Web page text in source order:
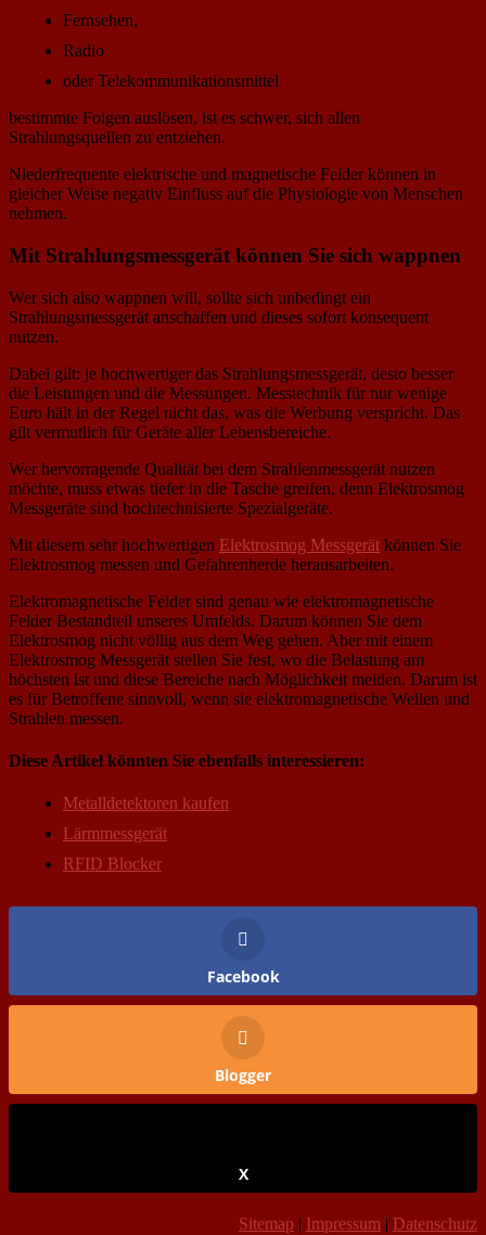
Fernsehen,
Radio
oder Telekommunikationsmittel
bestimmte Folgen auslösen, ist es schwer, sich allen
Strahlungsquellen zu entziehen.
Niederfrequente elektrische und magnetische Felder können in
gleicher Weise negativ Einfluss auf die Physiologie von Menschen
nehmen.
Mit Strahlungsmessgerät können Sie sich wappnen
Wer sich also wappnen will, sollte sich unbedingt ein
Strahlungsmessgerät anschaffen und dieses sofort konsequent
nutzen.
Dabei gilt: je hochwertiger das Strahlungsmessgerät, desto besser
die Leistungen und die Messungen. Messtechnik für nur wenige
Euro hält in der Regel nicht das, was die Werbung verspricht. Das
gilt vermutlich für Geräte aller Lebensbereiche.
Wer hervorragende Qualität bei dem Strahlenmessgerät nutzen
möchte, muss etwas tiefer in die Tasche greifen, denn Elektrosmog
Messgeräte sind hochtechnisierte Spezialgeräte.
Mit diesem sehr hochwertigen Elektrosmog Messgerät können Sie
Elektrosmog messen und Gefahrenherde herausarbeiten.
Elektromagnetische Felder sind genau wie elektromagnetische
Felder Bestandteil unseres Umfelds. Darum können Sie dem
Elektrosmog nicht völlig aus dem Weg gehen. Aber mit einem
Elektrosmog Messgerät stellen Sie fest, wo die Belastung am
höchsten ist und diese Bereiche nach Möglichkeit meiden. Darum ist
es für Betroffene sinnvoll, wenn sie elektromagnetische Wellen und
Strahlen messen.
Diese Artikel könnten Sie ebenfalls interessieren:
Metalldetektoren kaufen
Lärmmessgerät
RFID Blocker
Facebook
Blogger
X
Sitemap | Impressum | Datenschutz